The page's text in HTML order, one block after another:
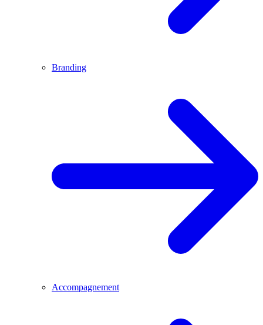
Branding
Accompagnement